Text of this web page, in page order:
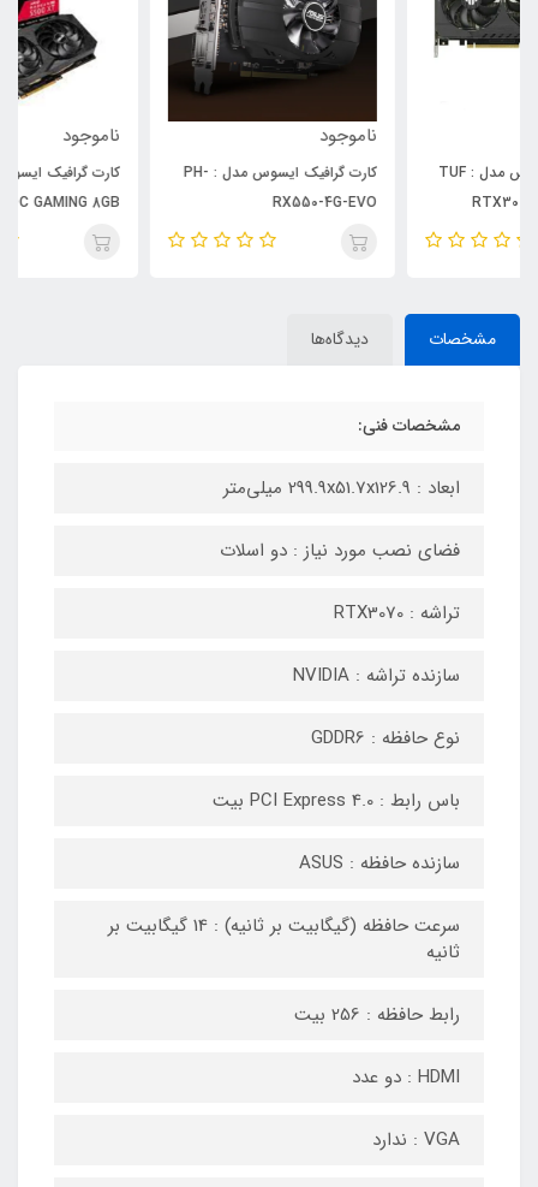
کارت گرافیک ایسوس مدل : PH-
RX550-4G-EVO
کارت گرافیک ایسوس مدل : DUL
RX5500XT OC GAMING 8GB
مشخصات دیدگاه‌ها
مشخصات فنی:
ابعاد : 299.9x51.7x126.9 میلی‌متر
فضای نصب مورد نیاز : دو اسلات
تراشه : RTX3070
سازنده تراشه : NVIDIA
نوع حافظه : GDDR6
باس رابط : PCI Express 4.0 بیت
سازنده حافظه : ASUS
سرعت حافظه (گیگابیت بر ثانیه) : 14 گیگابیت بر
ثانیه
رابط حافظه : 256 بیت
HDMI : دو عدد
VGA : ندارد